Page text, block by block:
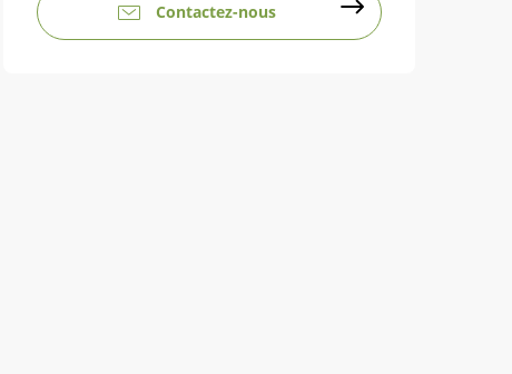
Contactez-nous